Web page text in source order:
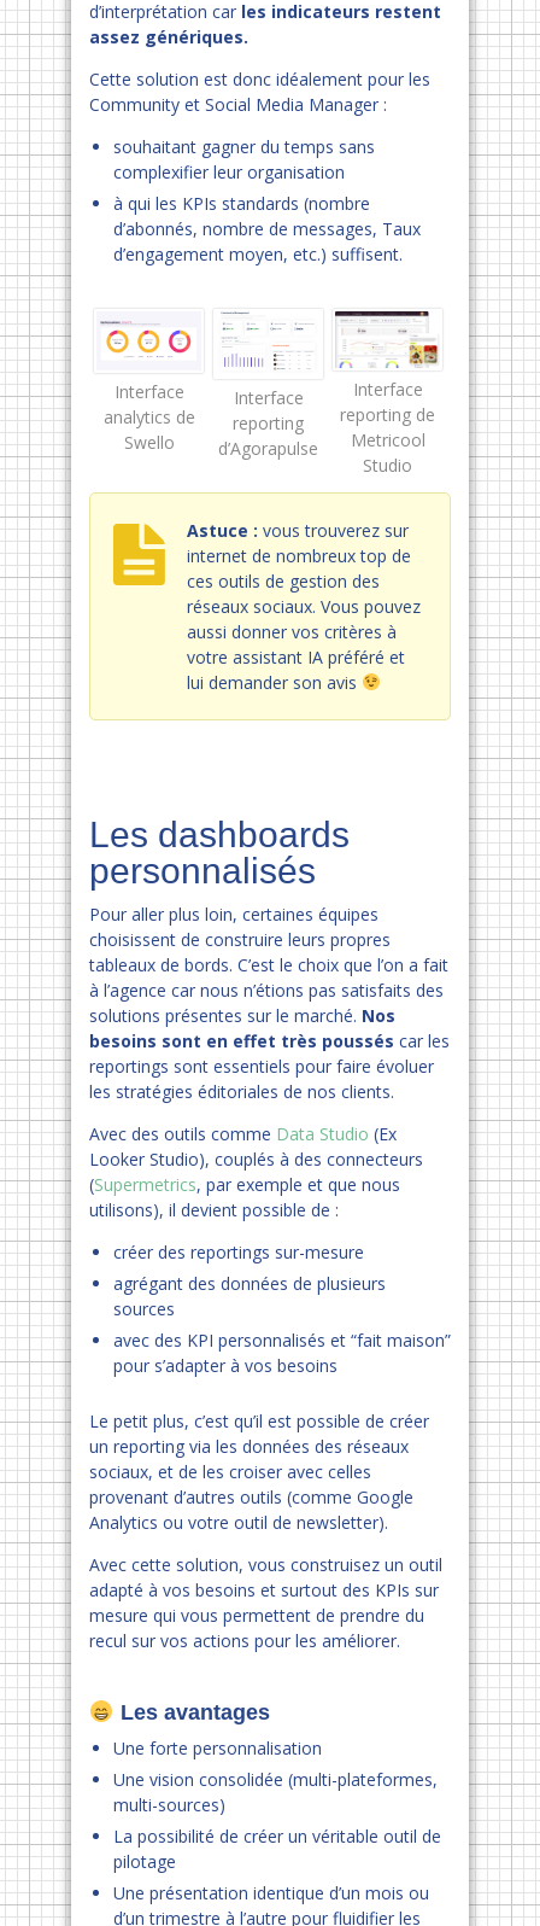
d’interprétation car les indicateurs restent
assez génériques.
Cette solution est donc idéalement pour les
Community et Social Media Manager :
souhaitant gagner du temps sans
complexifier leur organisation
à qui les KPIs standards (nombre
d’abonnés, nombre de messages, Taux
d’engagement moyen, etc.) suffisent.
Interface
analytics de
Swello
Interface
reporting
d’Agorapulse
Interface
reporting de
Metricool
Studio
Astuce : vous trouverez sur
internet de nombreux top de
ces outils de gestion des
réseaux sociaux. Vous pouvez
aussi donner vos critères à
votre assistant IA préféré et
lui demander son avis
Les dashboards
personnalisés
Pour aller plus loin, certaines équipes
choisissent de construire leurs propres
tableaux de bords. C’est le choix que l’on a fait
à l’agence car nous n’étions pas satisfaits des
solutions présentes sur le marché. Nos
besoins sont en effet très poussés car les
reportings sont essentiels pour faire évoluer
les stratégies éditoriales de nos clients.
Avec des outils comme Data Studio (Ex
Looker Studio), couplés à des connecteurs
(Supermetrics, par exemple et que nous
utilisons), il devient possible de :
créer des reportings sur-mesure
agrégant des données de plusieurs
sources
avec des KPI personnalisés et “fait maison”
pour s’adapter à vos besoins
Le petit plus, c’est qu’il est possible de créer
un reporting via les données des réseaux
sociaux, et de les croiser avec celles
provenant d’autres outils (comme Google
Analytics ou votre outil de newsletter).
Avec cette solution, vous construisez un outil
adapté à vos besoins et surtout des KPIs sur
mesure qui vous permettent de prendre du
recul sur vos actions pour les améliorer.
Les avantages
Une forte personnalisation
Une vision consolidée (multi-plateformes,
multi-sources)
La possibilité de créer un véritable outil de
pilotage
Une présentation identique d’un mois ou
d’un trimestre à l’autre pour fluidifier les